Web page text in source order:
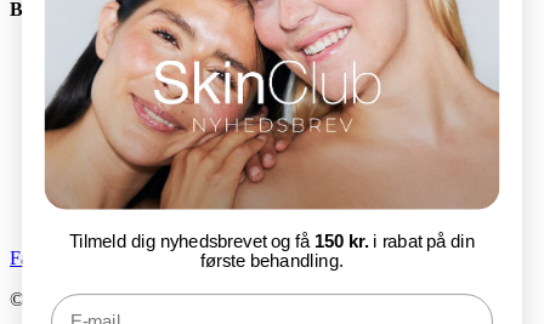
Bliv en del af SkinClub
E-mail
Tilmeld nu
Facebook-f
Instagram
© SkinClub 2025
Tilmeld dig nyhedsbrevet og få 150 kr.i rabat på din
første behandling.